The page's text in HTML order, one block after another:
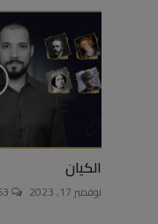
الكيان
نوفمبر 17, 2023